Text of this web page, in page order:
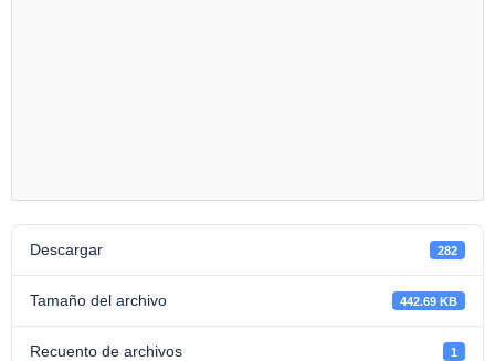
Descargar 282
Tamaño del archivo 442.69 KB
Recuento de archivos 1